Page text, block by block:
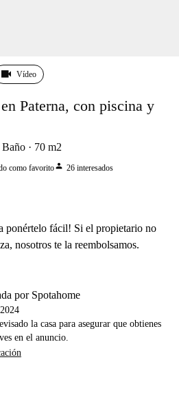
Vídeo
Paterna, con piscina y
Baño 70 m2
como favoritoperson 26 interesados
ponértelo fácil! Si el propietario no
nosotros te la reembolsamos.
por Spotahome
la casa para asegurar que obtienes
en el anuncio.